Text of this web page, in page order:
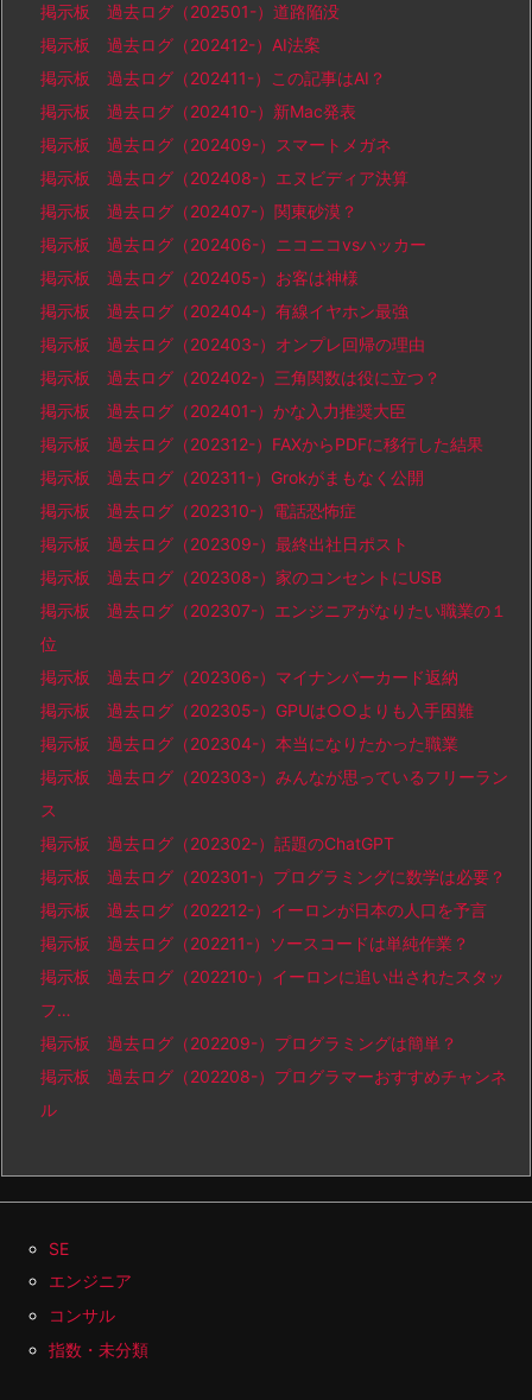
掲示板 過去ログ（202501-）道路陥没
掲示板 過去ログ（202412-）AI法案
掲示板 過去ログ（202411-）この記事はAI？
掲示板 過去ログ（202410-）新Mac発表
掲示板 過去ログ（202409-）スマートメガネ
掲示板 過去ログ（202408-）エヌビディア決算
掲示板 過去ログ（202407-）関東砂漠？
掲示板 過去ログ（202406-）ニコニコvsハッカー
掲示板 過去ログ（202405-）お客は神様
掲示板 過去ログ（202404-）有線イヤホン最強
掲示板 過去ログ（202403-）オンプレ回帰の理由
掲示板 過去ログ（202402-）三角関数は役に立つ？
掲示板 過去ログ（202401-）かな入力推奨大臣
掲示板 過去ログ（202312-）FAXからPDFに移行した結果
掲示板 過去ログ（202311-）Grokがまもなく公開
掲示板 過去ログ（202310-）電話恐怖症
掲示板 過去ログ（202309-）最終出社日ポスト
掲示板 過去ログ（202308-）家のコンセントにUSB
掲示板 過去ログ（202307-）エンジニアがなりたい職業の１
位
掲示板 過去ログ（202306-）マイナンバーカード返納
掲示板 過去ログ（202305-）GPUは○○よりも入手困難
掲示板 過去ログ（202304-）本当になりたかった職業
掲示板 過去ログ（202303-）みんなが思っているフリーラン
ス
掲示板 過去ログ（202302-）話題のChatGPT
掲示板 過去ログ（202301-）プログラミングに数学は必要？
掲示板 過去ログ（202212-）イーロンが日本の人口を予言
掲示板 過去ログ（202211-）ソースコードは単純作業？
掲示板 過去ログ（202210-）イーロンに追い出されたスタッ
フ…
掲示板 過去ログ（202209-）プログラミングは簡単？
掲示板 過去ログ（202208-）プログラマーおすすめチャンネ
ル
SE
エンジニア
コンサル
指数・未分類